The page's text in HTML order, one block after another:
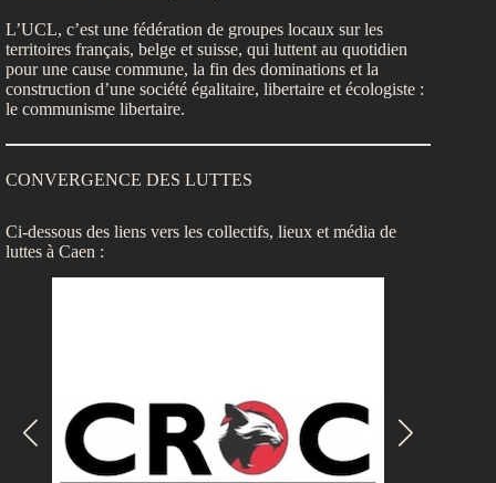
L’UCL, c’est une fédération de groupes locaux sur les
territoires français, belge et suisse, qui luttent au quotidien
pour une cause commune, la fin des dominations et la
construction d’une société égalitaire, libertaire et écologiste :
le communisme libertaire.
CONVERGENCE DES LUTTES
Ci-dessous des liens vers les collectifs, lieux et média de
luttes à Caen :